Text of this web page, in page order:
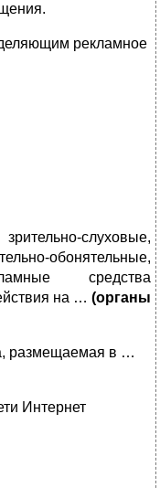
рекламное
слуховые,
обонятельные,
средства
на … (органы
размещаемая в …
Интернет